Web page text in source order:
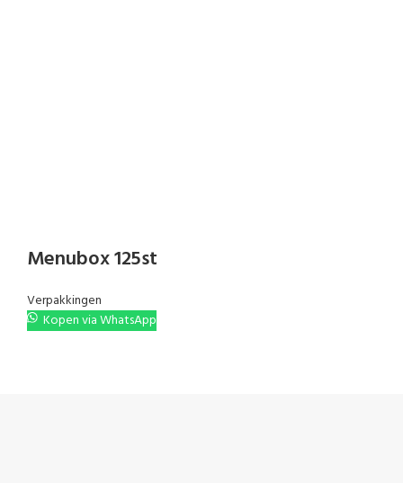
Menubox 125st
Verpakkingen
Kopen via WhatsApp